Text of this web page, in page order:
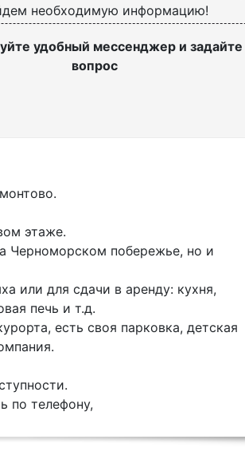
необходимую информацию!
удобный мессенджер и задайте
вопрос
этаже.
Черноморском побережье, но и
или для сдачи в аренду: кухня,
печь и т.д.
есть своя парковка, детская
по телефону,